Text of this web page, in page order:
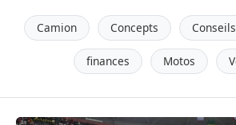
Camion Concepts Conseils
finances Motos